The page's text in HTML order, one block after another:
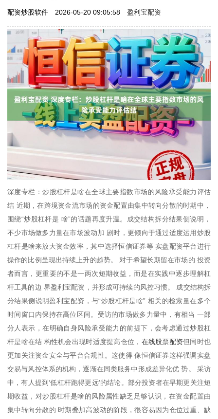
配资炒股软件 2026-05-20 09:05:58 盈利宝配资
深度专栏：炒股杠杆是啥在全球主要指数市场的风险承受能力评估
结 近期，在跨境资金流市场的资金配置由集中转向分散的时期中，
围绕“炒股杠杆是 啥”的话题再度升温。成交结构拆分结果侧说明，
不少市场做多力量在市场波动加 剧时，更倾向于通过适度运用炒股
杠杆是啥来放大资金效率，其中选择恒信证券等 实盘配资平台进行
操作的比例呈现出持续上升的趋势。 对于希望长期留在市场的 投资
者而言，更重要的不是一两次短期收益，而是在实践中逐步理解杠
杆工具的边 界盈利宝配资，并形成可持续的风控习惯。 成交结构拆
分结果侧说明盈利宝配资，与“炒股杠杆是啥” 相关的检索量在多个
时间窗口内保持在高位区间。受访的市场做多力量中，有相当 一部
分人表示，在明确自身风险承受能力的前提下，会考虑通过炒股杠
杆是啥在结 构性机会出现时适度提高仓位， 在线股票配资但同时也
更加关注资金安全与平台合规性。这使得 像恒信证券这样强调实盘
交易与风控体系的机构，逐渐在同类服务中形成差异化优 势。 采访
中，有人提到‘低杠杆跑得更远’的结论。部分投资者在早期更关注短
期收益，对炒股杠杆是啥的风险属性缺乏足够认识，在资金配置由
集中转向分散的 时期叠加高波动的阶段，很容易因为仓位过重、缺